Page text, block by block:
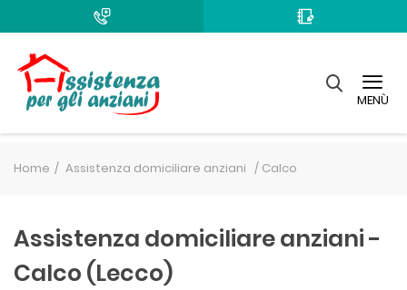
MENÙ
Home Assistenza domiciliare anziani / Calco
Assistenza domiciliare anziani -
Calco (Lecco)